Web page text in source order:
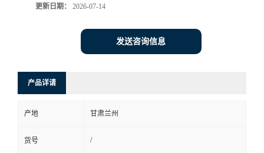
更新日期： 2026-07-14
发送咨询信息
产品详请
产地 甘肃兰州
货号 /